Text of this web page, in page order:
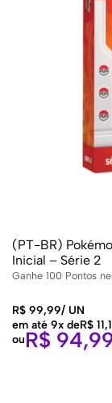
(PT-BR)
Inicial – Série 2
Ganhe 100 Pontos
R$ 99,99/ UN
em até 9x deR$
ouR$